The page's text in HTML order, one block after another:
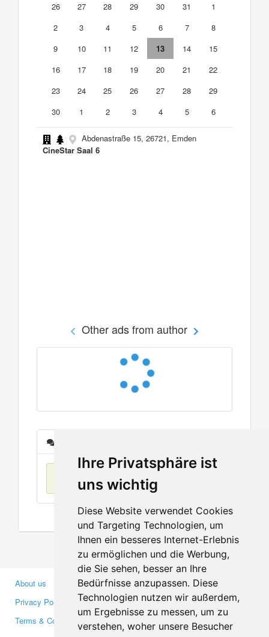
Ihre Privatsphäre ist
uns wichtig
Diese Website verwendet Cookies
und Targeting Technologien, um
Ihnen ein besseres Internet-Erlebnis
zu ermöglichen und die Werbung,
die Sie sehen, besser an Ihre
Bedürfnisse anzupassen. Diese
Technologien nutzen wir außerdem,
um Ergebnisse zu messen, um zu
verstehen, woher unsere Besucher
26
27 28 29 30 31
1
2
3 4 5 6 7
8
9
10 11 12 13 14
15
16
17 18 19 20 21
22
23
24 25 26 27 28
29
30
1 2 3 4 5 6
Abdenastraße 15, 26721, Emden
CineStar Saal 6
Other ads from author
No items found
About us
Privacy Policy
Terms & Conditions
Business Partners
Investors